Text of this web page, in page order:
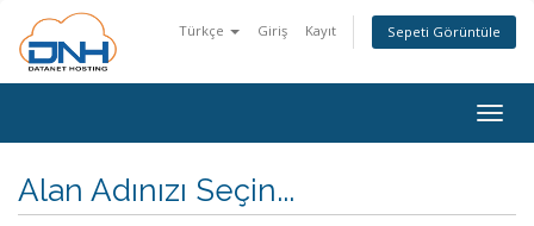
Türkçe Giriş Kayıt Sepeti Görüntüle
Alan Adınızı Seçin...